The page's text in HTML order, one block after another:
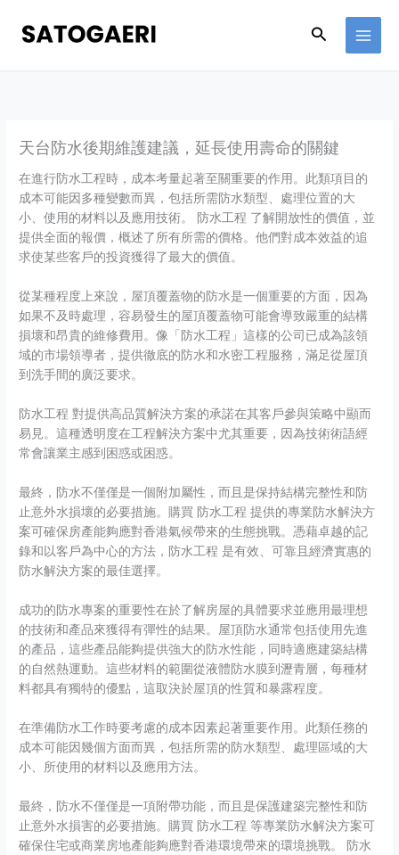
content
Search
天台防水後期維護建議，延長使用壽命的關鍵
在進行防水工程時，成本考量起著至關重要的作用。此類項目的
成本可能因多種變數而異，包括所需防水類型、處理位置的大
小、使用的材料以及應用技術。 防水工程 了解開放性的價值，並
提供全面的報價，概述了所有所需的價格。他們對成本效益的追
求使某些客戶的投資獲得了最大的價值。
從某種程度上來說，屋頂覆蓋物的防水是一個重要的方面，因為
如果不及時處理，容易發生的屋頂覆蓋物可能會導致嚴重的結構
損壞和昂貴的維修費用。像「防水工程」這樣的公司已成為該領
域的市場領導者，提供徹底的防水和水密工程服務，滿足從屋頂
到洗手間的廣泛要求。
防水工程 對提供高品質解決方案的承諾在其客戶參與策略中顯而
易見。這種透明度在工程解決方案中尤其重要，因為技術術語經
常會讓業主感到困惑或困惑。
最終，防水不僅僅是一個附加屬性，而且是保持結構完整性和防
止意外水損壞的必要措施。購買 防水工程 提供的專業防水解決方
案可確保房產能夠應對香港氣候帶來的生態挑戰。憑藉卓越的記
錄和以客戶為中心的方法，防水工程 是有效、可靠且經濟實惠的
防水解決方案的最佳選擇。
成功的防水專案的重要性在於了解房屋的具體要求並應用最理想
的技術和產品來獲得有彈性的結果。屋頂防水通常包括使用先進
的產品，這些產品能夠提供強大的防水性能，同時適應建築結構
的自然熱運動。這些材料的範圍從液體防水膜到瀝青層，每種材
料都具有獨特的優點，這取決於屋頂的性質和暴露程度。
在準備防水工作時要考慮的成本因素起著重要作用。此類任務的
成本可能因幾個方面而異，包括所需的防水類型、處理區域的大
小、所使用的材料以及應用方法。
最終，防水不僅僅是一項附帶功能，而且是保護建築完整性和防
止意外水損害的必要措施。購買 防水工程 等專業防水解決方案可
確保住宅或商業房地產能夠應對香港環境帶來的環境挑戰。 防水